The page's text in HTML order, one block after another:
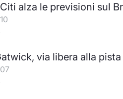
alza le previsioni sul
via libera alla